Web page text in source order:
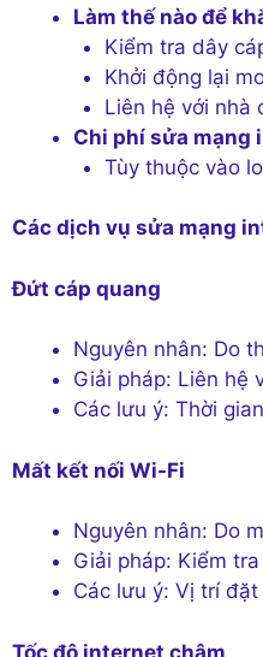
Làm thế nào để
Kiểm tra dây
Khởi động lại
Liên hệ với nhà
Chi phí sửa mạng
Tùy thuộc vào
Các dịch vụ sửa mạng
Đứt cáp quang
Nguyên nhân: Do
Giải pháp: Liên hệ
Các lưu ý: Thời
Mất kết nối Wi-Fi
Nguyên nhân: Do
Giải pháp: Kiểm
Các lưu ý: Vị trí
Tốc độ internet chậm